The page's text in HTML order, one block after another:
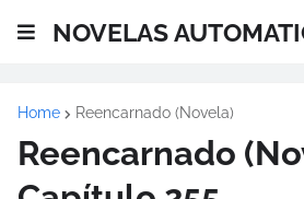
NOVELAS
Home Reencarnado (Novela)
Reencarnado